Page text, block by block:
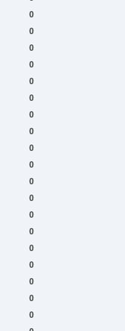
0
0
0
0
0
0
0
0
0
0
0
0
0
0
0
0
0
0
0